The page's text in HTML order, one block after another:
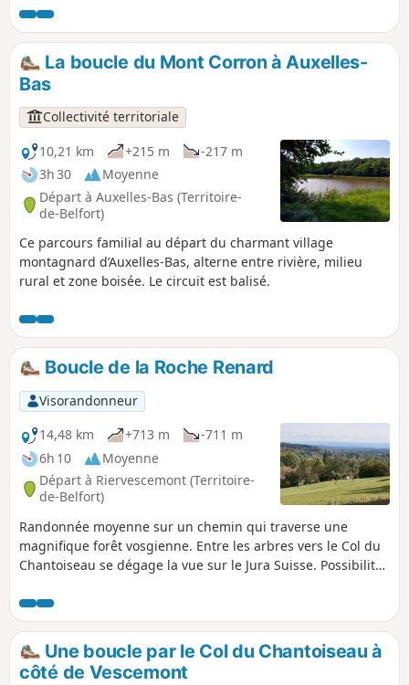
La boucle du Mont Corron à Auxelles-
Bas
Collectivité territoriale
10,21 km
+215 m
-217 m
3h 30
Moyenne
Départ à Auxelles-Bas (Territoire-
de-Belfort)
Ce parcours familial au départ du charmant village
montagnard d’Auxelles-Bas, alterne entre rivière, milieu
rural et zone boisée. Le circuit est balisé.
Boucle de la Roche Renard
Visorandonneur
14,48 km
+713 m
-711 m
6h 10
Moyenne
Départ à Riervescemont (Territoire-
de-Belfort)
Randonnée moyenne sur un chemin qui traverse une
magnifique forêt vosgienne. Entre les arbres vers le Col du
Chantoiseau se dégage la vue sur le Jura Suisse. Possibilité
Chantoiseau vers Tremonkopf pour une vue à 360°. La
descente depuis le Chantoiseau découvre une vue sur la
Planche des Belles Filles et le Ballon d'Alsace. La fin du
parcours traverse le joli village de la Planche le Prêtre.
Une boucle par le Col du Chantoiseau à
côté de Vescemont